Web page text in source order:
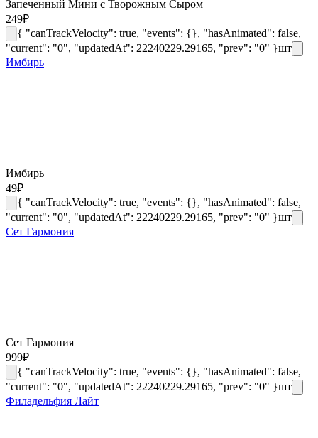
Запеченный Мини с Творожным Сыром
249₽
{ "canTrackVelocity": true, "events": {}, "hasAnimated": false,
"current": "0", "updatedAt": 22240229.29165, "prev": "0" }шт
Имбирь
Имбирь
49₽
{ "canTrackVelocity": true, "events": {}, "hasAnimated": false,
"current": "0", "updatedAt": 22240229.29165, "prev": "0" }шт
Сет Гармония
Сет Гармония
999₽
{ "canTrackVelocity": true, "events": {}, "hasAnimated": false,
"current": "0", "updatedAt": 22240229.29165, "prev": "0" }шт
Филадельфия Лайт